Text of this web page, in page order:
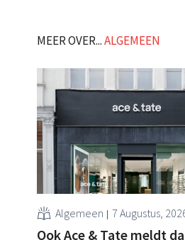
MEER OVER...ALGEMEEN
Algemeen 7 Augustus,
Ook Ace & Tate meldt